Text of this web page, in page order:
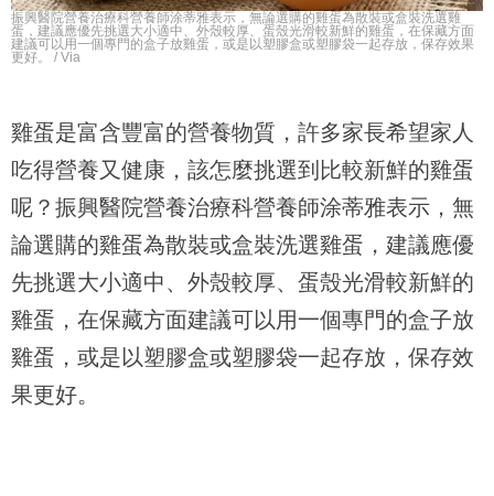
振興醫院營養治療科營養師涂蒂雅表示，無論選購的雞蛋為散裝或盒裝洗選雞
蛋，建議應優先挑選大小適中、外殼較厚、蛋殼光滑較新鮮的雞蛋，在保藏方面
建議可以用一個專門的盒子放雞蛋，或是以塑膠盒或塑膠袋一起存放，保存效果
更好。 / Via
雞蛋是富含豐富的營養物質，許多家長希望家人
吃得營養又健康，該怎麼挑選到比較新鮮的雞蛋
呢？振興醫院營養治療科營養師涂蒂雅表示，無
論選購的雞蛋為散裝或盒裝洗選雞蛋，建議應優
先挑選大小適中、外殼較厚、蛋殼光滑較新鮮的
雞蛋，在保藏方面建議可以用一個專門的盒子放
雞蛋，或是以塑膠盒或塑膠袋一起存放，保存效
果更好。